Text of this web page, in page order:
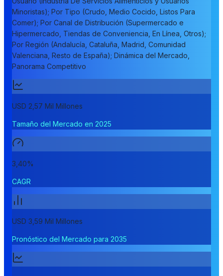
Minoristas); Por Tipo (Crudo, Medio Cocido, Listos Para
Comer); Por Canal de Distribución (Supermercado e
Hipermercado, Tiendas de Conveniencia, En Línea, Otros);
Por Región (Andalucía, Cataluña, Madrid, Comunidad
Valenciana, Resto de España); Dinámica del Mercado,
Panorama Competitivo
USD 2,57 Mil Millones
Tamaño del Mercado en 2025
3,40%
CAGR
USD 3,59 Mil Millones
Pronóstico del Mercado para 2035